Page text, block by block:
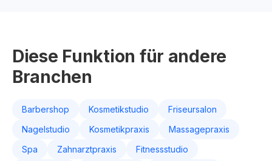
Diese Funktion für andere
Branchen
Barbershop Kosmetikstudio
Friseursalon
Nagelstudio
Kosmetikpraxis
Massagepraxis
Spa
Zahnarztpraxis Fitnessstudio